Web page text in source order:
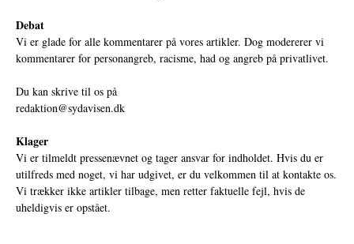
Debat
Vi er glade for alle kommentarer på vores artikler. Dog modererer vi
kommentarer for personangreb, racisme, had og angreb på privatlivet.
Du kan skrive til os på
redaktion@sydavisen.dk
Klager
Vi er tilmeldt pressenævnet og tager ansvar for indholdet. Hvis du er
utilfreds med noget, vi har udgivet, er du velkommen til at kontakte os.
Vi trækker ikke artikler tilbage, men retter faktuelle fejl, hvis de
uheldigvis er opstået.